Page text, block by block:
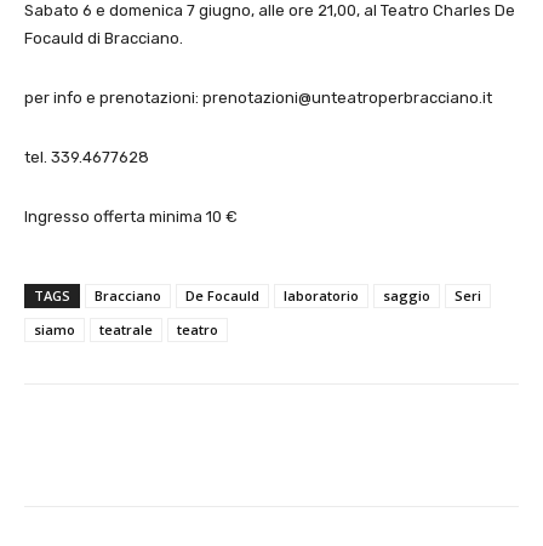
Sabato 6 e domenica 7 giugno, alle ore 21,00, al Teatro Charles De
Focauld di Bracciano.
per info e prenotazioni: prenotazioni@unteatroperbracciano.it
tel. 339.4677628
Ingresso offerta minima 10 €
TAGS Bracciano De Focauld laboratorio saggio
Seri
siamo
teatrale teatro